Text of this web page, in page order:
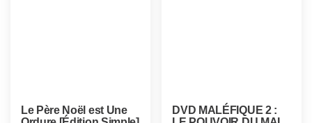
Le Père Noël est Une
DVD MALÉFIQUE 2 :